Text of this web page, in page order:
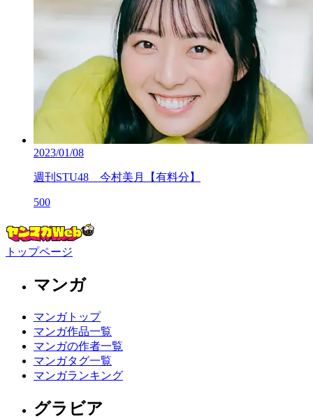
2023/01/08
週刊STU48 今村美月【有料分】
500
トップページ
マンガ
マンガトップ
マンガ作品一覧
マンガの作者一覧
マンガタグ一覧
マンガランキング
グラビア